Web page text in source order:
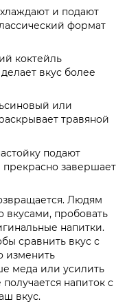
и подают
формат
коктейль
вкус более
или
травяной
подают
завершает
Людям
вкусами, пробовать
напитки.
сравнить вкус с
изменить
меда или усилить
напиток с
вкус.